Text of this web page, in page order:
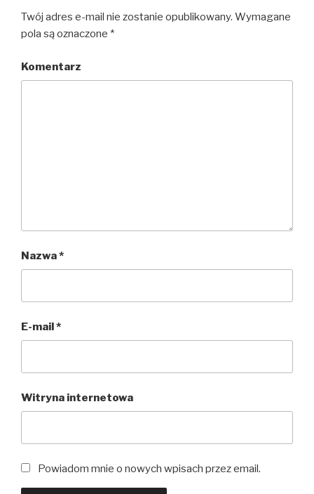
Twój adres e-mail nie zostanie opublikowany. Wymagane
pola są oznaczone *
Komentarz
Nazwa*
E-mail*
Witryna internetowa
Powiadom mnie o nowych wpisach przez email.